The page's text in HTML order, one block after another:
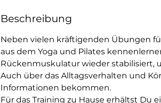
n
t
a
m
:
Beschreibung
Neben vielen kräftigenden Übungen
aus dem Yoga und Pilates
Rückenmuskulatur wieder stabilisiert,
Auch über das Alltagsverhalten und
Informationen bekommen.
Für das Training zu Hause erhältst Du